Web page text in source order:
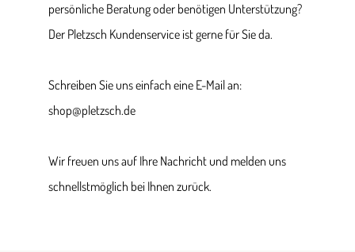
persönliche Beratung oder benötigen Unterstützung?
Der Pletzsch Kundenservice ist gerne für Sie da.
Schreiben Sie uns einfach eine E-Mail an:
shop@pletzsch.de
Wir freuen uns auf Ihre Nachricht und melden uns
schnellstmöglich bei Ihnen zurück.